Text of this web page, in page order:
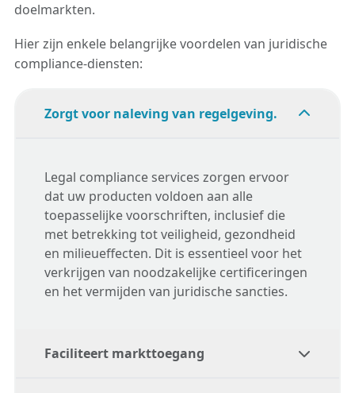
doelmarkten.
Hier zijn enkele belangrijke voordelen van juridische
compliance-diensten:
Zorgt voor naleving van regelgeving.
Legal compliance services zorgen ervoor
dat uw producten voldoen aan alle
toepasselijke voorschriften, inclusief die
met betrekking tot veiligheid, gezondheid
en milieueffecten. Dit is essentieel voor het
verkrijgen van noodzakelijke certificeringen
en het vermijden van juridische sancties.
Faciliteert markttoegang